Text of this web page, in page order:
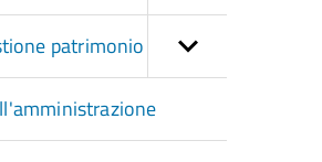
patrimonio